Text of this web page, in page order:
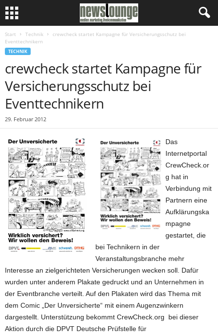
Start Technik
crewcheck startet Kampagne für Versicherungsschutz bei
Eventtechnikern
TECHNIK
crewcheck startet Kampagne für
Versicherungsschutz bei
Eventtechnikern
29. Februar 2012
Das
Internetportal
CrewCheck.or
g hat in
Verbindung mit
Partnern eine
Aufklärungska
mpagne
gestartet, die
bei Technikern in der
Veranstaltungsbranche mehr
Interesse an zielgerichteten Versicherungen wecken soll. Dafür
wurden unter anderem Plakate gedruckt und an Unternehmen in
der Eventbranche verteilt. Auf den Plakaten wird das Thema mit
dem Comic „Der Unversicherte“ mit einem Augenzwinkern
dargestellt. Unterstützung bekommt CrewCheck.org bei dieser
Aktion durch die DPVT Deutsche Prüfstelle für